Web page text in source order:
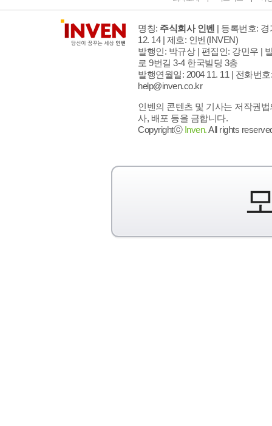
명칭: 주식회사 인벤 | 등록번호:
12. 14 | 제호: 인벤(INVEN)
발행인: 박규상 | 편집인: 강민우 |
로 9번길 3-4 한국빌딩 3층
발행연월일: 2004 11. 11 | 전화번호
help@inven.co.kr
인벤의 콘텐츠 및 기사는 저작권
사, 배포 등을 금합니다.
Copyrightⓒ Inven.All rights